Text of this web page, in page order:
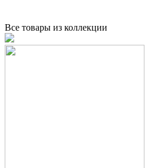
Все товары из коллекции